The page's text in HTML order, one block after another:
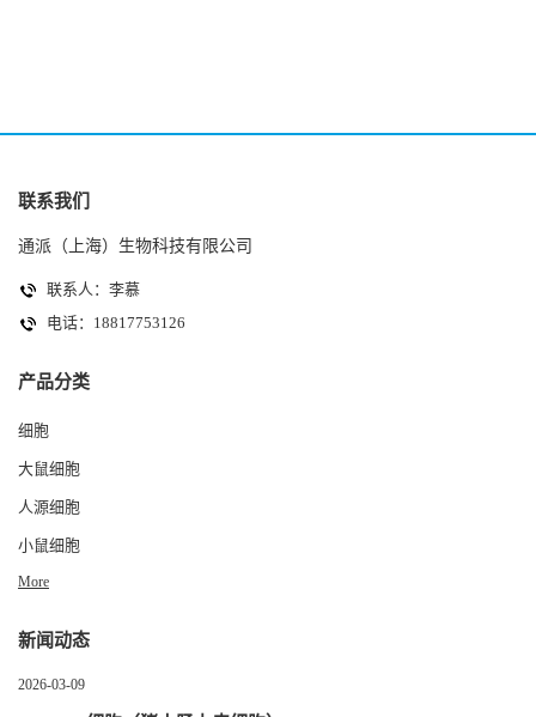
联系我们
通派（上海）生物科技有限公司
联系人：李慕
电话：18817753126
产品分类
细胞
大鼠细胞
人源细胞
小鼠细胞
More
新闻动态
2026-03-09